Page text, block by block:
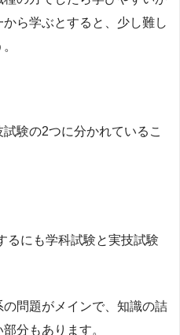
ら学ぶとすると、少し難し
験の2つに分かれているこ
るにも学科試験と実技試験
問題がメインで、知識の詰
分もあります。